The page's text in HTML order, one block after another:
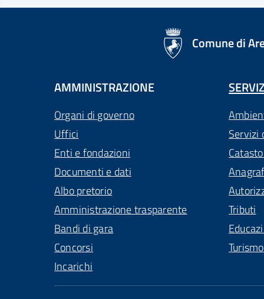
Comune di
AMMINISTRAZIONE
Organi di governo
Uffici
Enti e fondazioni
Documenti e dati
Albo pretorio
Amministrazione trasparente
Bandi di gara
Concorsi
Incarichi
Servizi
Tributi
Turismo